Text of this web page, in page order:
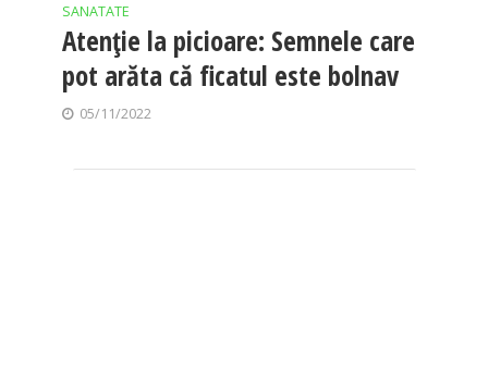
SANATATE
Atenție la picioare: Semnele care
pot arăta că ficatul este bolnav
05/11/2022